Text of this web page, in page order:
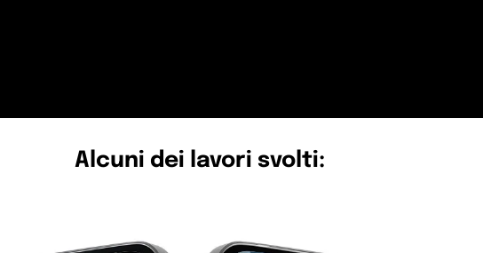
Alcuni dei lavori svolti: